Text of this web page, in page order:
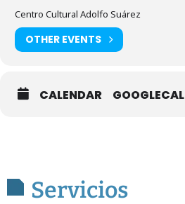
Centro Cultural Adolfo Suárez
OTHER EVENTS
CALENDAR GOOGLECAL
Servicios